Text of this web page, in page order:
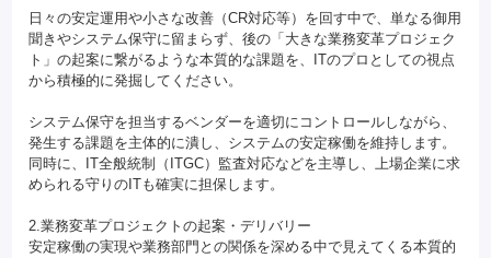
日々の安定運用や小さな改善（CR対応等）を回す中で、単なる御用
聞きやシステム保守に留まらず、後の「大きな業務変革プロジェク
ト」の起案に繋がるような本質的な課題を、ITのプロとしての視点
から積極的に発掘してください。
システム保守を担当するベンダーを適切にコントロールしながら、
発生する課題を主体的に潰し、システムの安定稼働を維持します。
同時に、IT全般統制（ITGC）監査対応などを主導し、上場企業に求
められる守りのITも確実に担保します。
2.業務変革プロジェクトの起案・デリバリー
安定稼働の実現や業務部門との関係を深める中で見えてくる本質的